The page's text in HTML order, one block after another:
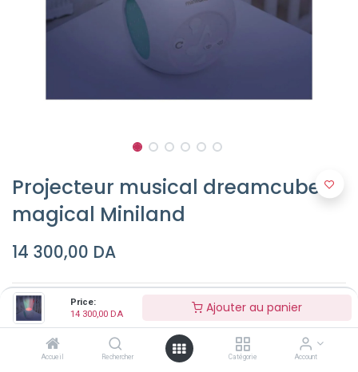
Price:
14 300,00 DA Ajouter au panier
Accueil Rechercher Catégorie Account
Projecteur musical dreamcube
magical Miniland
14 300,00 DA
Ajouter au panier